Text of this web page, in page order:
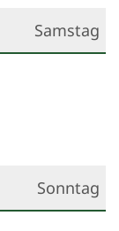
Samstag
Sonntag